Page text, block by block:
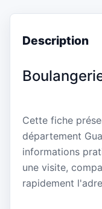
Description
Cette fiche
département
informations
une visite,
rapidement